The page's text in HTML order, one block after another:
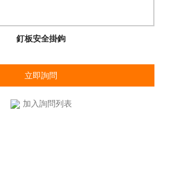
釘板安全掛鉤
立即詢問
加入詢問列表